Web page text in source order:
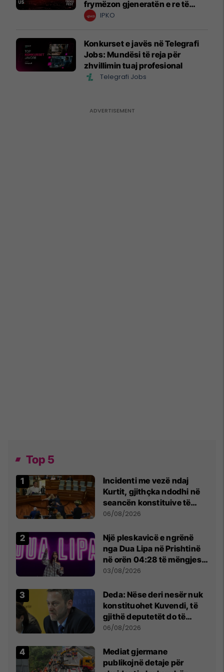
frymëzon gjeneratën e re të
krijuesve
IPKO
Konkurset e javës në Telegrafi
Jobs: Mundësi të reja për
zhvillimin tuaj profesional
Telegrafi Jobs
Top 5
Incidenti me vezë ndaj
Kurtit, gjithçka ndodhi në
seancën konstituive të
Kuvendit
06/08/2026
Një pleskavicë e ngrënë
nga Dua Lipa në Prishtinë
në orën 04:28 të mëngjesit
- dhe bota digjitale serbe
03/08/2026
Deda: Nëse deri nesër nuk
konstituohet Kuvendi, të
gjithë deputetët do të
bëjnë shkelje të rëndë
06/08/2026
Mediat gjermane
publikojnë detaje për